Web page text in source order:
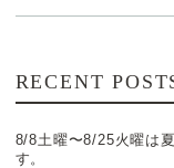
RECENT
8/8土曜〜8/25火曜は
す。